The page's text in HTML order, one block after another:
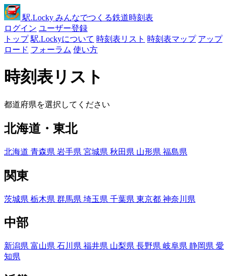
駅.Locky みんなでつくる鉄道時刻表
ログイン ユーザー登録
トップ 駅.Lockyについて 時刻表リスト 時刻表マップ アップ
ロード フォーラム 使い方
時刻表リスト
都道府県を選択してください
北海道・東北
北海道 青森県 岩手県 宮城県 秋田県 山形県 福島県
関東
茨城県 栃木県 群馬県 埼玉県 千葉県 東京都 神奈川県
中部
新潟県 富山県 石川県 福井県 山梨県 長野県 岐阜県 静岡県 愛
知県